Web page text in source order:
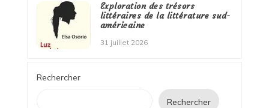
Exploration des trésors
littéraires de la littérature sud-
américaine
31 juillet 2026
Rechercher
Rechercher